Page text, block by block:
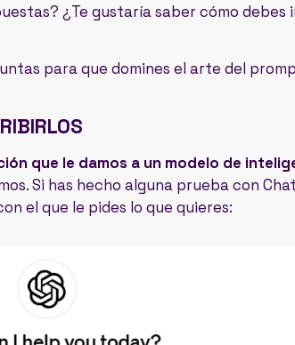
¿Te gustaría saber cómo
para que domines el arte del
que le damos a un modelo de
Si has hecho alguna prueba con
el que le pides lo que quieres: